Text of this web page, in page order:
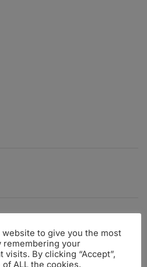
2025
to give you the most
remembering your
By clicking “Accept”,
ALL the cookies.